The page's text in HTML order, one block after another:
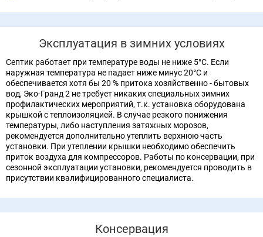
Эксплуатация в зимних условиях
Септик работает при температуре воды не ниже 5°С. Если
наружная температура не падает ниже минус 20°С и
обеспечивается хотя бы 20 % притока хозяйственно - бытовых
вод, Эко-Гранд 2 не требует никаких специальных зимних
профилактических мероприятий, т.к. установка оборудована
крышкой с теплоизоляцией. В случае резкого понижения
температуры, либо наступления затяжных морозов,
рекомендуется дополнительно утеплить верхнюю часть
установки. При утеплении крышки необходимо обеспечить
приток воздуха для компрессоров. Работы по консервации, при
сезонной эксплуатации установки, рекомендуется проводить в
присутствии квалифицированного специалиста.
Консервация